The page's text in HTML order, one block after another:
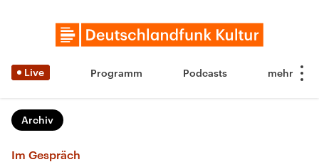
Live Programm Podcasts
Archiv
Im Gespräch